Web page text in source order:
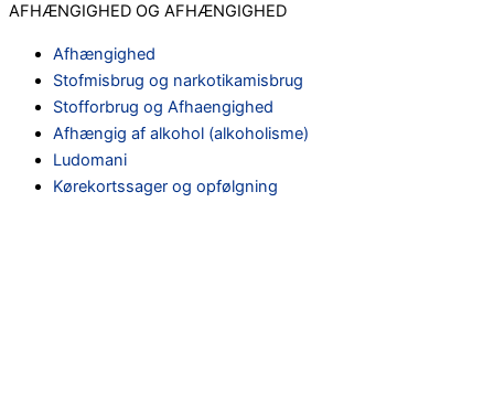
AFHÆNGIGHED OG AFHÆNGIGHED
Afhængighed
Stofmisbrug og narkotikamisbrug
Stofforbrug og Afhaengighed
Afhængig af alkohol (alkoholisme)
Ludomani
Kørekortssager og opfølgning